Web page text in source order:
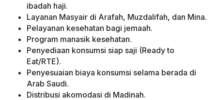
ibadah haji.
Layanan Masyair di Arafah, Muzdalifah, dan Mina.
Pelayanan kesehatan bagi jemaah.
Program manasik kesehatan.
Penyediaan konsumsi siap saji (Ready to
Eat/RTE).
Penyesuaian biaya konsumsi selama berada di
Arab Saudi.
Distribusi akomodasi di Madinah.